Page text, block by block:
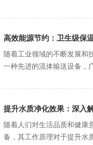
高效能源节约：卫生级保
随着工业领域的不断发展和
一种先进的流体输送设备，
提升水质净化效果：深入
随着人们对生活品质和健康
备，其工作原理对于提升水